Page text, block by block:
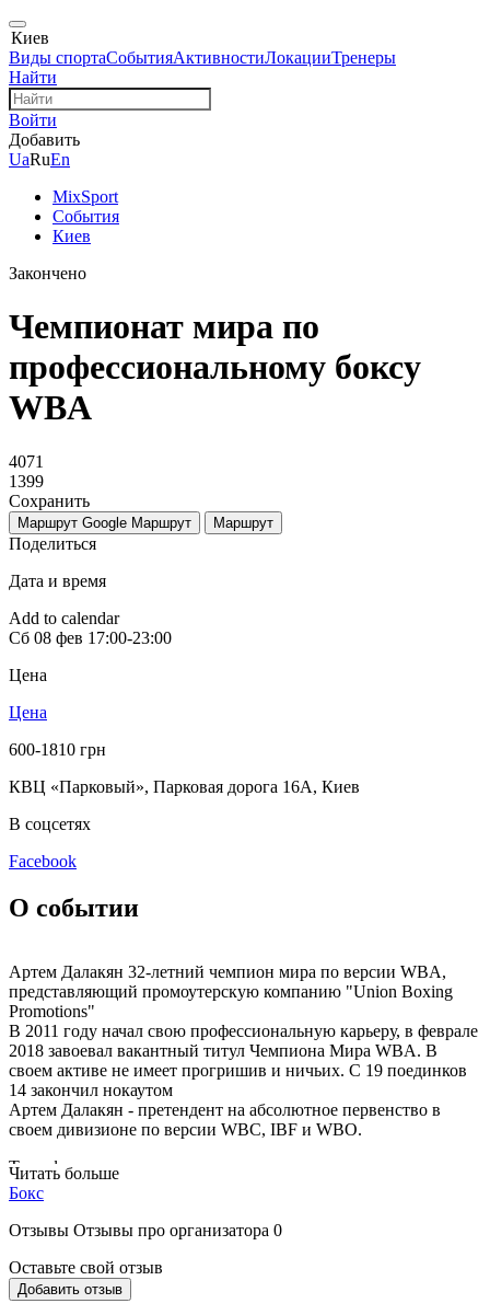
Киев
Виды спортаСобытияАктивностиЛокацииТренеры
Найти
Войти
Добавить
UaRuEn
MixSport
События
Киев
Закончено
Чемпионат мира по
профессиональному боксу
WBA
4071
1399
Сохранить
Маршрут Google Маршрут Маршрут
Поделиться
Дата и время
Add to calendar
Сб 08 фев 17:00-23:00
Цена
Цена
600-1810 грн
КВЦ «Парковый», Парковая дорога 16А, Киев
В соцсетях
Facebook
О событии
Артем Далакян 32-летний чемпион мира по версии WBA,
представляющий промоутерскую компанию "Union Boxing
Promotions"
В 2011 году начал свою профессиональную карьеру, в феврале
2018 завоевал вакантный титул Чемпиона Мира WBA. В
своем активе не имеет прогришив и ничьих. С 19 поединков
14 закончил нокаутом
Артем Далакян - претендент на абсолютное первенство в
своем дивизионе по версии WBC, IBF и WBO.
Три официальных представителя пытались примерить
мировую корону чемпиона мира и были бесцеремонно
разбиты на нашей Артём Далакян - «воином ринга»!
Сможет ли латиноамериканский боксер из Венесуэлы - Josber
Perez по прозвищу «Лавина», который находится в ТОР
лучших боксеров Всемирной боксерской ассоциации WBA
посягнуть на Чемпионский титул?
Об этом вы сможете узнать 8 февраля на «Вертолет-
Читать больше
Бокс
Отзывы Отзывы про организатора 0
Оставьте свой отзыв
Добавить отзыв